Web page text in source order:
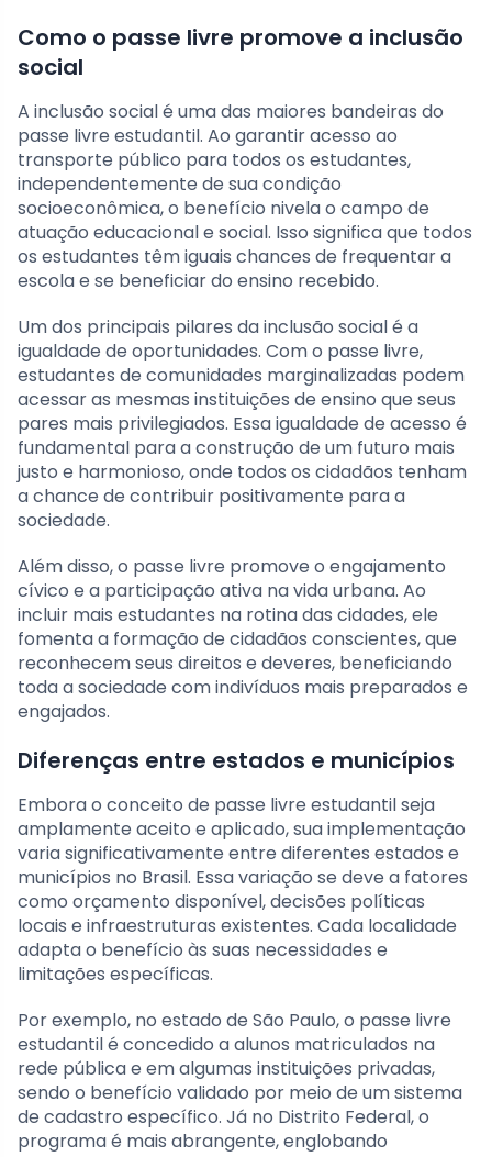
Como o passe livre promove a inclusão
social
A inclusão social é uma das maiores bandeiras do
passe livre estudantil. Ao garantir acesso ao
transporte público para todos os estudantes,
independentemente de sua condição
socioeconômica, o benefício nivela o campo de
atuação educacional e social. Isso significa que todos
os estudantes têm iguais chances de frequentar a
escola e se beneficiar do ensino recebido.
Um dos principais pilares da inclusão social é a
igualdade de oportunidades. Com o passe livre,
estudantes de comunidades marginalizadas podem
acessar as mesmas instituições de ensino que seus
pares mais privilegiados. Essa igualdade de acesso é
fundamental para a construção de um futuro mais
justo e harmonioso, onde todos os cidadãos tenham
a chance de contribuir positivamente para a
sociedade.
Além disso, o passe livre promove o engajamento
cívico e a participação ativa na vida urbana. Ao
incluir mais estudantes na rotina das cidades, ele
fomenta a formação de cidadãos conscientes, que
reconhecem seus direitos e deveres, beneficiando
toda a sociedade com indivíduos mais preparados e
engajados.
Diferenças entre estados e municípios
Embora o conceito de passe livre estudantil seja
amplamente aceito e aplicado, sua implementação
varia significativamente entre diferentes estados e
municípios no Brasil. Essa variação se deve a fatores
como orçamento disponível, decisões políticas
locais e infraestruturas existentes. Cada localidade
adapta o benefício às suas necessidades e
limitações específicas.
Por exemplo, no estado de São Paulo, o passe livre
estudantil é concedido a alunos matriculados na
rede pública e em algumas instituições privadas,
sendo o benefício validado por meio de um sistema
de cadastro específico. Já no Distrito Federal, o
programa é mais abrangente, englobando